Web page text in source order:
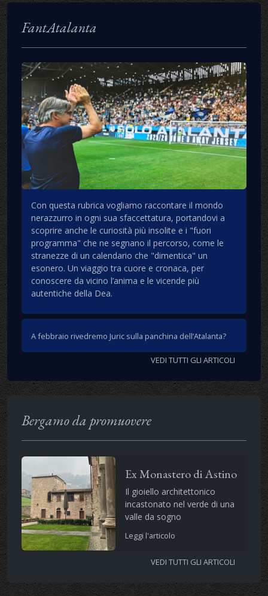
FantAtalanta
Con questa rubrica vogliamo raccontare il mondo
nerazzurro in ogni sua sfaccettatura, portandovi a
scoprire anche le curiosità più insolite e i "fuori
programma" che ne segnano il percorso, come le
stranezze di un calendario che "dimentica" un
esonero. Un viaggio tra cuore e cronaca, per
conoscere da vicino l’anima e le vicende più
autentiche della Dea.
A febbraio rivedremo Juric sulla panchina dell’Atalanta?
VEDI TUTTI GLI ARTICOLI
Bergamo da promuovere
Ex Monastero di Astino
Il gioiello architettonico
incastonato nel verde di una
valle da sogno
Leggi l'articolo
VEDI TUTTI GLI ARTICOLI